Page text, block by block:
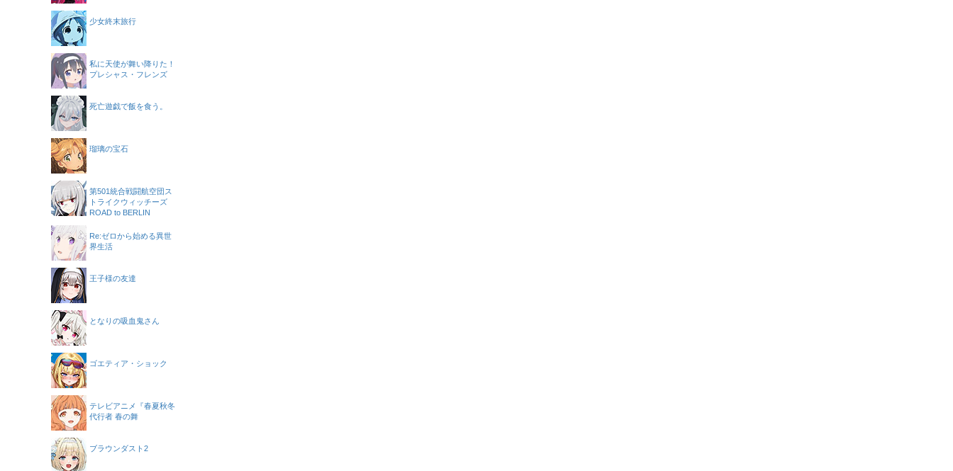
少女終末旅行
私に天使が舞い降りた！
プレシャス・フレンズ
死亡遊戯で飯を食う。
瑠璃の宝石
第501統合戦闘航空団ス
トライクウィッチーズ
ROAD to BERLIN
Re:ゼロから始める異世
界生活
王子様の友達
となりの吸血鬼さん
ゴエティア・ショック
テレビアニメ『春夏秋冬
代行者 春の舞
ブラウンダスト2